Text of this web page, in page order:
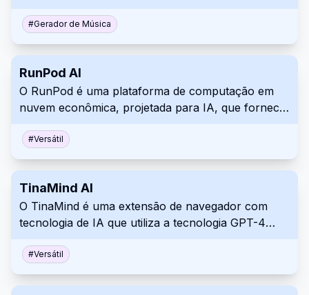
criadores transformem a inspiração musical em
músicas de alta qualidade.
#Gerador de Música
RunPod AI
O RunPod é uma plataforma de computação em
nuvem econômica, projetada para IA, que fornece
dimensionar modelos de aprendizado de máquina.
#Versátil
TinaMind AI
O TinaMind é uma extensão de navegador com
tecnologia de IA que utiliza a tecnologia GPT-4
papo, pesquisa, tradução, redação e resumo.
#Versátil